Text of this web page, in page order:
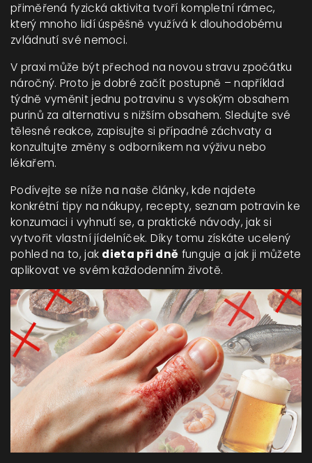
přiměřená fyzická aktivita tvoří kompletní rámec,
který mnoho lidí úspěšně využívá k dlouhodobému
zvládnutí své nemoci.
V praxi může být přechod na novou stravu zpočátku
náročný. Proto je dobré začít postupně – například
týdně vyměnit jednu potravinu s vysokým obsahem
purinů za alternativu s nižším obsahem. Sledujte své
tělesné reakce, zapisujte si případné záchvaty a
konzultujte změny s odborníkem na výživu nebo
lékařem.
Podívejte se níže na naše články, kde najdete
konkrétní tipy na nákupy, recepty, seznam potravin ke
konzumaci i vyhnutí se, a praktické návody, jak si
vytvořit vlastní jídelníček. Díky tomu získáte ucelený
pohled na to, jak dieta při dně funguje a jak ji můžete
aplikovat ve svém každodenním životě.